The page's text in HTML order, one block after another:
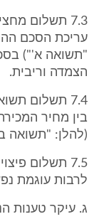
7.3 תשלום
עריכת הסכם
הצמדה וריבית.
7.4 תשלום
בין מחיר
(להלן: "תשואה ב'")
7.5 תשלום
לרבות עוגמת נפש,
ג. עיקר טענות